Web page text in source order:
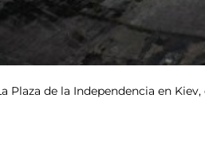
Plaza de la Independencia en